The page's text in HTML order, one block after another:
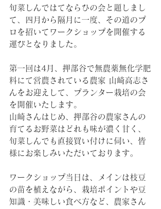
旬菜しんではてならひの会と題しまし
て、四月から隔月に一度、その道のプ
ロを招いてワークショップを開催する
運びとなりました。
第一回は4月、押部谷で無農薬無化学肥
料にて営農されている農家 山崎高志さ
んをお迎えして、プランター栽培の会
を開催いたします。
山崎さんはじめ、押部谷の農家さんの
育てるお野菜はどれも味が濃く甘く、
旬菜しんでも直接買い付けに伺い、皆
様にお楽しみいただいております。
ワークショップ当日は、メインは枝豆
の苗を植えながら、栽培ポイントや豆
知識・美味しい食べ方など、農家さん